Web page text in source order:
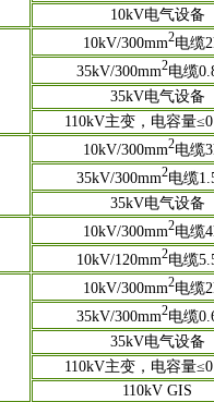
10kV电气设备
10kV/300mm2电缆
35kV/300mm2电缆
35kV电气设备
110kV主变，电容量
10kV/300mm2电缆
35kV/300mm2电缆
35kV电气设备
10kV/300mm2电缆
10kV/120mm2电缆
10kV/300mm2电缆
35kV/300mm2电缆
35kV电气设备
110kV主变，电容量
110kV GIS